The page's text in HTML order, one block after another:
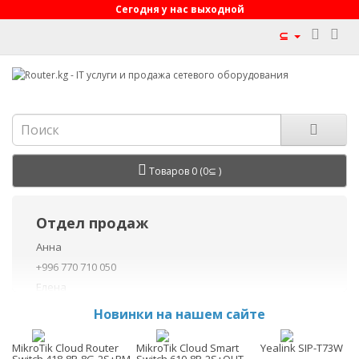
Сегодня у нас выходной
⊆
Товаров 0 (0⊆ )
Отдел продаж
Анна
+996 770 710 050
Елена
+996 770 710 040
+996 755 710 050
Данил
Новинки на нашем сайте
MikroTik Cloud Router MikroTik Cloud Smart Yealink SIP-T73W